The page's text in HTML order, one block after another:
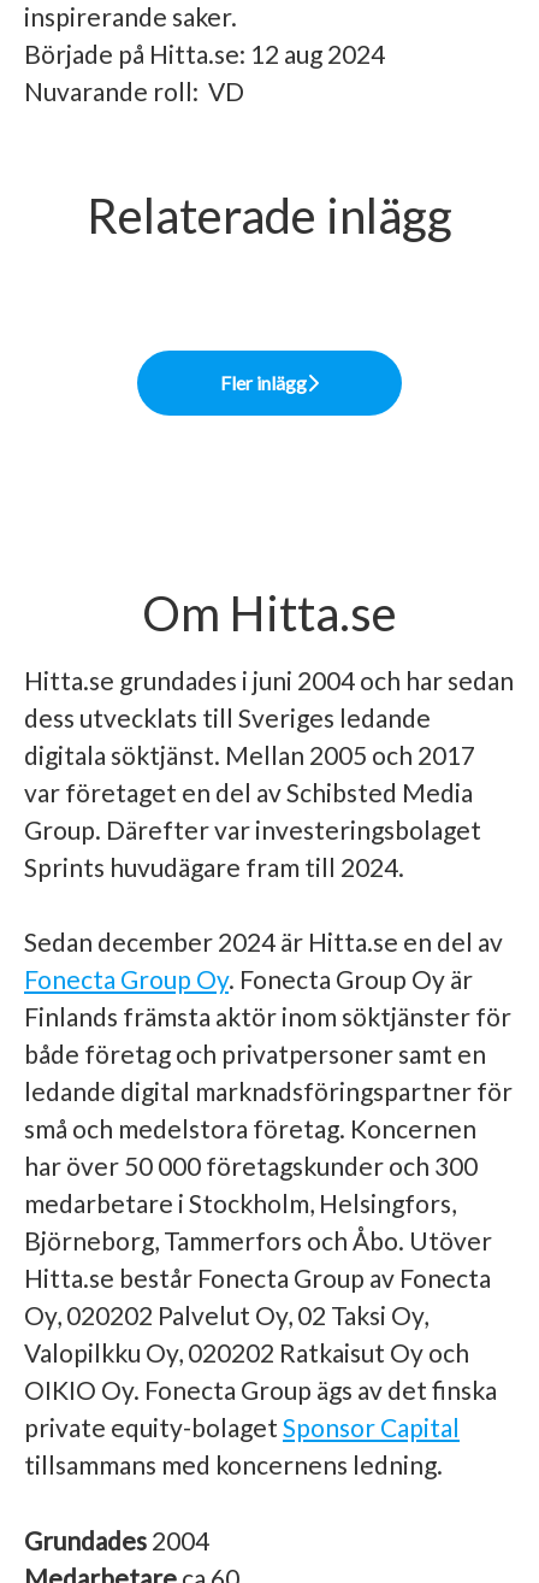
inspirerande saker.
Började på Hitta.se: 12 aug 2024
Nuvarande roll: VD
Relaterade inlägg
Technology Officer - Roger: “Live
Business Partner - My: “Lev som
🤖 HAIA – Vår resa in i en AI-
Fler inlägg
Om Hitta.se
Hitta.se grundades i juni 2004 och har sedan
dess utvecklats till Sveriges ledande
digitala söktjänst. Mellan 2005 och 2017
var företaget en del av Schibsted Media
Group. Därefter var investeringsbolaget
Sprints huvudägare fram till 2024.
Sedan december 2024 är Hitta.se en del av
Fonecta Group Oy. Fonecta Group Oy är
Finlands främsta aktör inom söktjänster för
både företag och privatpersoner samt en
ledande digital marknadsföringspartner för
små och medelstora företag. Koncernen
har över 50 000 företagskunder och 300
medarbetare i Stockholm, Helsingfors,
Björneborg, Tammerfors och Åbo. Utöver
Hitta.se består Fonecta Group av Fonecta
Oy, 020202 Palvelut Oy, 02 Taksi Oy,
Valopilkku Oy, 020202 Ratkaisut Oy och
OIKIO Oy. Fonecta Group ägs av det finska
private equity-bolaget Sponsor Capital
tillsammans med koncernens ledning.
Grundades 2004